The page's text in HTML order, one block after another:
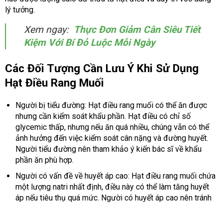
lý tưởng.
Xem ngay: Thực Đơn Giảm Cân Siêu Tiết
Kiệm Với Bí Đỏ Luộc Mỗi Ngày
Các Đối Tượng Cần Lưu Ý Khi Sử Dụng
Hạt Điều Rang Muối
Người bị tiểu đường: Hạt điều rang muối có thể ăn được
nhưng cần kiểm soát khẩu phần. Hạt điều có chỉ số
glycemic thấp, nhưng nếu ăn quá nhiều, chúng vẫn có thể
ảnh hưởng đến việc kiểm soát cân nặng và đường huyết.
Người tiểu đường nên tham khảo ý kiến bác sĩ về khẩu
phần ăn phù hợp.
Người có vấn đề về huyết áp cao: Hạt điều rang muối chứa
một lượng natri nhất định, điều này có thể làm tăng huyết
áp nếu tiêu thụ quá mức. Người có huyết áp cao nên tránh